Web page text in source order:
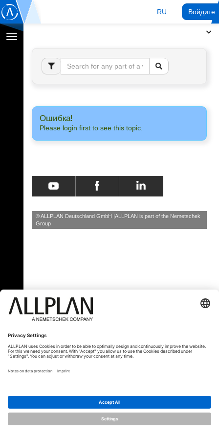
RU Войдите
Переключение
навигации
Ошибка!
Please login first to see this topic.
© ALLPLAN Deutschland GmbH ALLPLAN is part of the Nemetschek
Group